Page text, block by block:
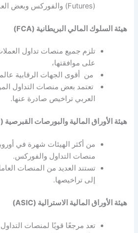
هيئة السلوك المالي البريطانية (FCA)
تلزم جميع منصات تداول
على موافقتها،
من أقوى الجهات الرقابية
تعتمد بعض منصات التداول
العربي تراخيص صادرة عنها.
هيئة الأوراق المالية والبورصات القبرصية (CySEC)
من أكثر الهيئات شهرة في
منصات التداول والفوركس.
تستند العديد من المنصات
إلى تراخيصها.
هيئة الأوراق المالية الاسترالية (ASIC)
تعد مرجعًا قويًا لمنصات